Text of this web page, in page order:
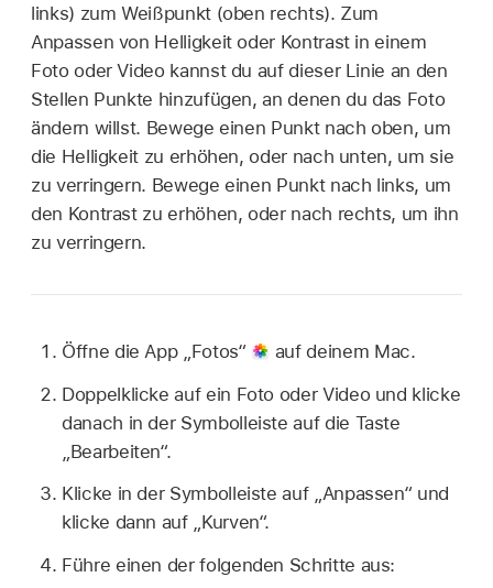
links) zum Weißpunkt (oben rechts). Zum
Anpassen von Helligkeit oder Kontrast in einem
Foto oder Video kannst du auf dieser Linie an den
Stellen Punkte hinzufügen, an denen du das Foto
ändern willst. Bewege einen Punkt nach oben, um
die Helligkeit zu erhöhen, oder nach unten, um sie
zu verringern. Bewege einen Punkt nach links, um
den Kontrast zu erhöhen, oder nach rechts, um ihn
zu verringern.
Öffne die App „Fotos“
auf deinem Mac.
Doppelklicke auf ein Foto oder Video und klicke
danach in der Symbolleiste auf die Taste
„Bearbeiten“.
Klicke in der Symbolleiste auf „Anpassen“ und
klicke dann auf „Kurven“.
Führe einen der folgenden Schritte aus: